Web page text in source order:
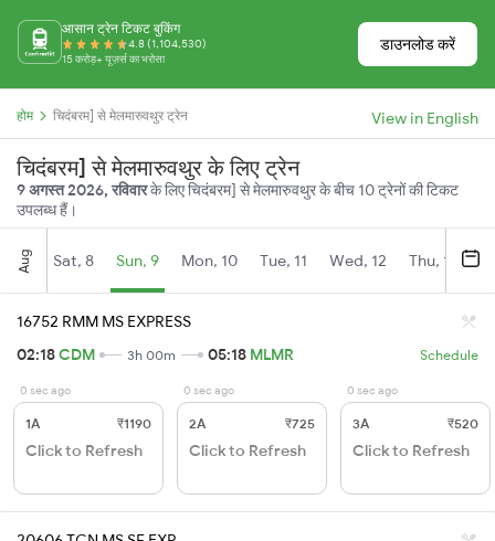
आसान ट्रेन टिकट बुकिंग
4.8 (1,104,530)
15 करोड़+ यूज़र्स का भरोसा
डाउनलोड करें
होम चिदंबरम] से मेलमारुवथुर ट्रेन View in English
चिदंबरम] से मेलमारुवथुर के लिए ट्रेन
9 अगस्त 2026, रविवारके लिए चिदंबरम] से मेलमारुवथुर के बीच 10 ट्रेनों की टिकट
उपलब्ध हैं।
Aug Sat, 8 Sun, 9 Mon, 10 Tue, 11 Wed, 12 Thu, 13
16752 RMM MS EXPRESS
02:18CDM 3h 00m 05:18 MLMR Schedule
0 sec ago
1A ₹1190
Click to Refresh
0 sec ago
2A ₹725
Click to Refresh
0 sec ago
3A ₹520
Click to Refresh